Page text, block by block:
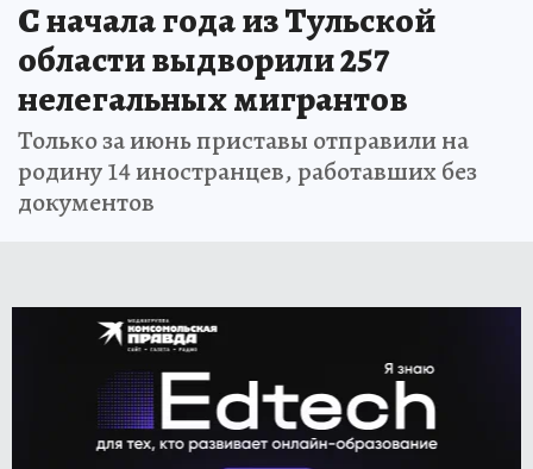
С начала года из Тульской
области выдворили 257
нелегальных мигрантов
Только за июнь приставы отправили на
родину 14 иностранцев, работавших без
документов